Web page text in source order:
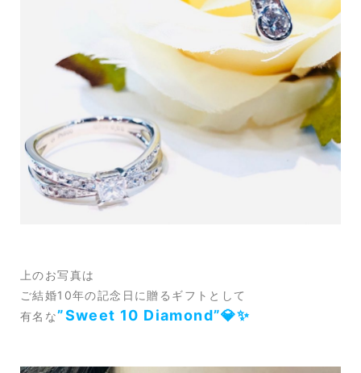
上のお写真は
ご結婚10年の記念日に贈るギフトとして
有名な”Sweet 10 Diamond”💎✨